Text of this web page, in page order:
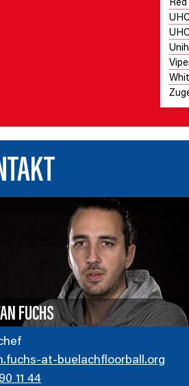
FUCHS
at-buelachfloorball.org
11 44